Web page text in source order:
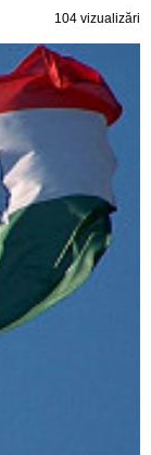
104 vizualizări